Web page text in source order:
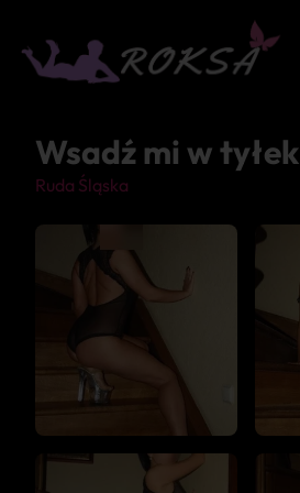
Wsadź mi w tyłek
Ruda Śląska